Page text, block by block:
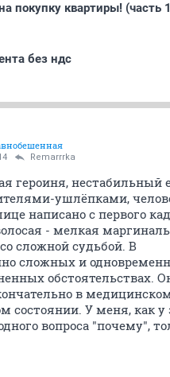
покупку квартиры! (часть
без ндс
Remarrrka
героиня, нестабильный
ушлёпками,
написано с первого
- мелкая
сложной судьбой. В
сложных и
обстоятельствах.
в
состоянии. У меня, как у
вопроса "почему",